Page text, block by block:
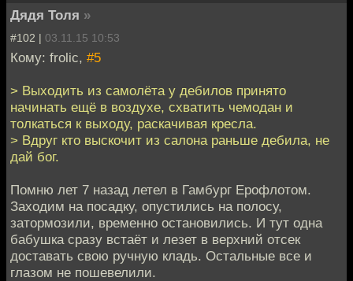
Дядя Толя »
#102 | 03.11.15 10:53
Кому: frolic, #5
> Выходить из самолёта у дебилов принято
начинать ещё в воздухе, схватить чемодан и
толкаться к выходу, раскачивая кресла.
> Вдруг кто выскочит из салона раньше дебила, не
дай бог.
Помню лет 7 назад летел в Гамбург Ерофлотом.
Заходим на посадку, опустились на полосу,
затормозили, временно остановились. И тут одна
бабушка сразу встаёт и лезет в верхний отсек
доставать свою ручную кладь. Остальные все и
глазом не пошевелили.